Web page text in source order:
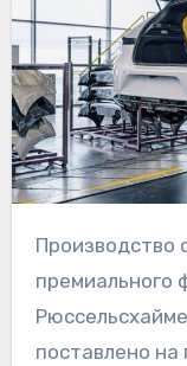
Производство соплатформенного
премиального
поставлено на